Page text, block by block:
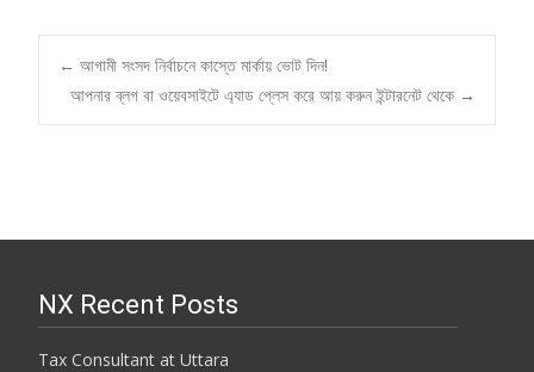
Post
← আগামী সংসদ নির্বাচনে কাস্তে মার্কায় ভোট দিন!
আপনার ব্লগ বা ওয়েবসাইটে এ্যাড প্লেস করে আয় করুন ইন্টারনেট থেকে →
NX Recent Posts
Tax Consultant at Uttara